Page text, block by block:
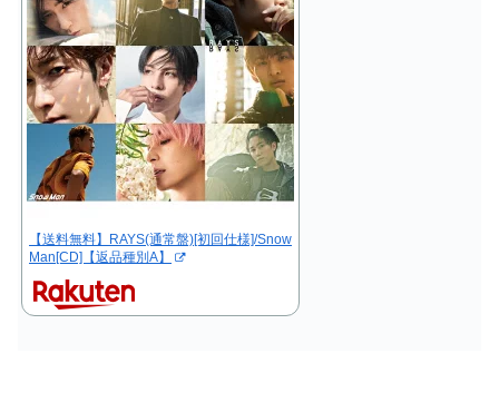
【送料無料】RAYS(通常盤)[初回仕様]/Snow
Man[CD]【返品種別A】